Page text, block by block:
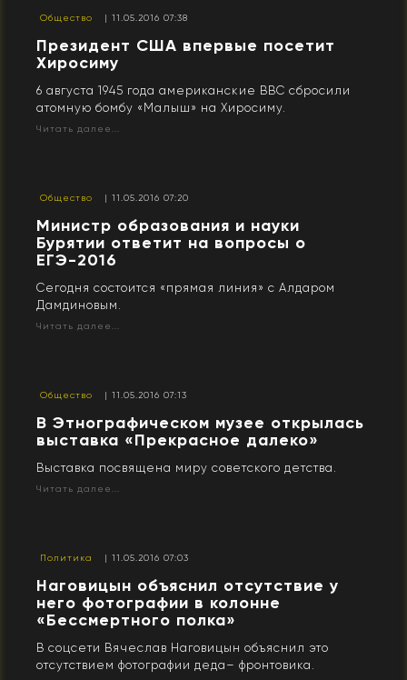
Общество | 11.05.2016 07:38
Президент США впервые посетит
Хиросиму
6 августа 1945 года американские ВВС сбросили
атомную бомбу «Малыш» на Хиросиму.
Читать далее...
Общество | 11.05.2016 07:20
Министр образования и науки
Бурятии ответит на вопросы о
ЕГЭ-2016
Сегодня состоится «прямая линия» с Алдаром
Дамдиновым.
Читать далее...
Общество | 11.05.2016 07:13
В Этнографическом музее открылась
выставка «Прекрасное далеко»
Выставка посвящена миру советского детства.
Читать далее...
Политика | 11.05.2016 07:03
Наговицын объяснил отсутствие у
него фотографии в колонне
«Бессмертного полка»
В соцсети Вячеслав Наговицын объяснил это
отсутствием фотографии деда– фронтовика.